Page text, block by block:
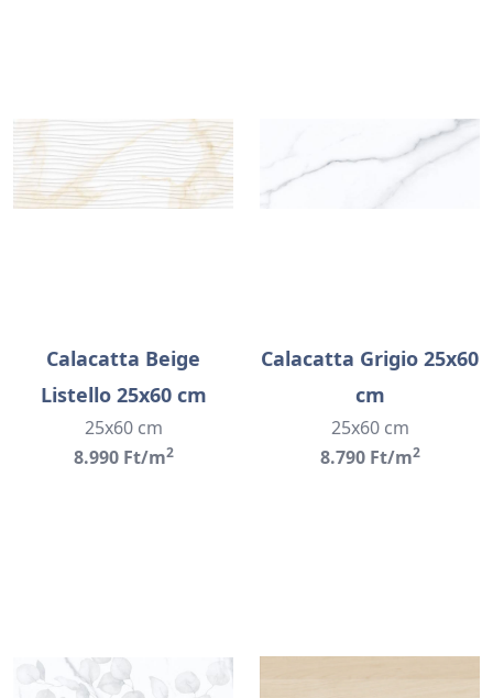
Calacatta Beige
Listello 25x60 cm
25x60 cm
8.990 Ft/m2
Calacatta Grigio 25x60
cm
25x60 cm
8.790 Ft/m2